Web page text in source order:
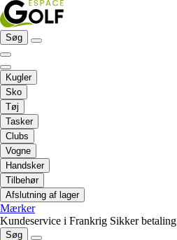
Søg
Kugler
Sko
Tøj
Tasker
Clubs
Vogne
Handsker
Tilbehør
Afslutning af lager
Mærker
Kundeservice i Frankrig Sikker betaling
Søg